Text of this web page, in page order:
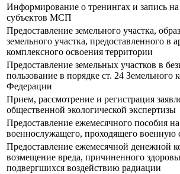
Информирование о тренингах и запись
субъектов МСП
Предоставление земельного участка,
земельного участка, предоставленного в
комплексного освоения территории
Предоставление земельных участков в
пользование в порядке ст. 24 Земельного
Федерации
Прием, рассмотрение и регистрация
общественной экологической экспертизы
Предоставление ежемесячного пособия
военнослужащего, проходящего военную
Предоставление ежемесячной денежной
возмещение вреда, причиненного
подвергшихся воздействию радиации